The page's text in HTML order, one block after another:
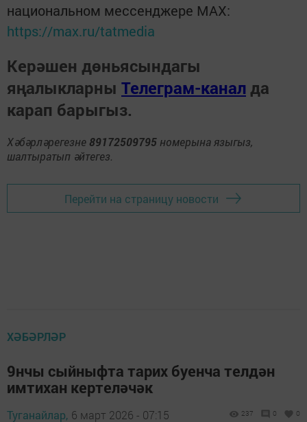
национальном мессенджере MАХ:
https://max.ru/tatmedia
Керәшен дөньясындагы
яңалыкларны Телеграм-канал да
карап барыгыз.
Хәбәрләрегезне 89172509795 номерына языгыз,
шалтыратып әйтегез.
Перейти на страницу новости
ХӘБӘРЛӘР
9нчы сыйныфта тарих буенча телдән
имтихан кертеләчәк
Туганайлар, 6 март 2026 - 07:15 237 0 0